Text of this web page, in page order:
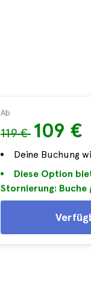
Ab
119 € 109 €
Deine Buchung
Diese Option
Stornierung: Buche